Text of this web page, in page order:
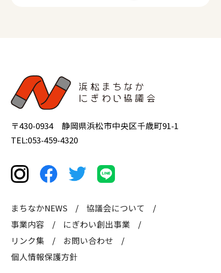
〒430-0934 静岡県浜松市中央区千歳町91-1
TEL:053-459-4320
まちなかNEWS
協議会について
事業内容
にぎわい創出事業
リンク集
お問い合わせ
個人情報保護方針